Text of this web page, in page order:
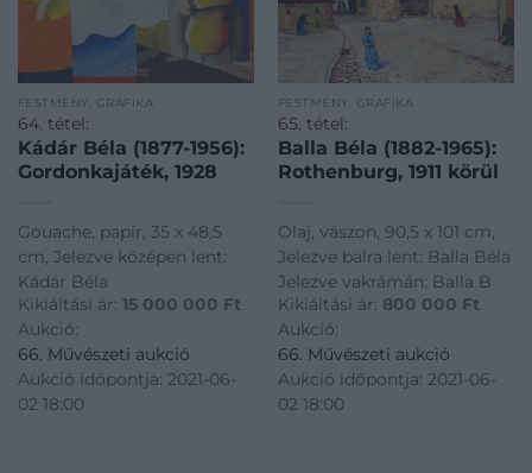
FESTMÉNY, GRAFIKA
64. tétel:
Kádár Béla (1877-1956):
Gordonkajáték, 1928
Gouache, papír, 35 x 48,5
cm, Jelezve középen lent:
Kádár Béla
Kikiáltási ár: 15 000 000 Ft
Aukció:
66. Művészeti aukció
Aukció időpontja: 2021-06-
02 18:00
FESTMÉNY, GRAFIKA
65. tétel:
Balla Béla (1882-1965):
Rothenburg, 1911 körül
Olaj, vászon, 90,5 x 101 cm,
Jelezve balra lent: Balla Béla
Jelezve vakrámán: Balla B
Kikiáltási ár: 800 000 Ft
Aukció:
66. Művészeti aukció
Aukció időpontja: 2021-06-
02 18:00